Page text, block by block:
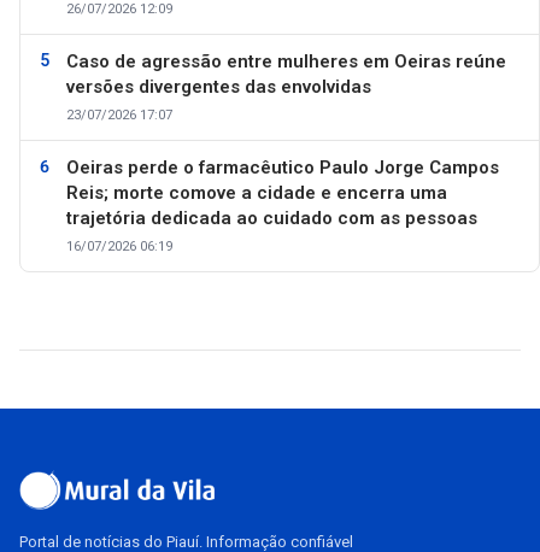
26/07/2026 12:09
Caso de agressão entre mulheres em Oeiras reúne
versões divergentes das envolvidas
23/07/2026 17:07
Oeiras perde o farmacêutico Paulo Jorge Campos
Reis; morte comove a cidade e encerra uma
trajetória dedicada ao cuidado com as pessoas
16/07/2026 06:19
Portal de notícias do Piauí. Informação confiável